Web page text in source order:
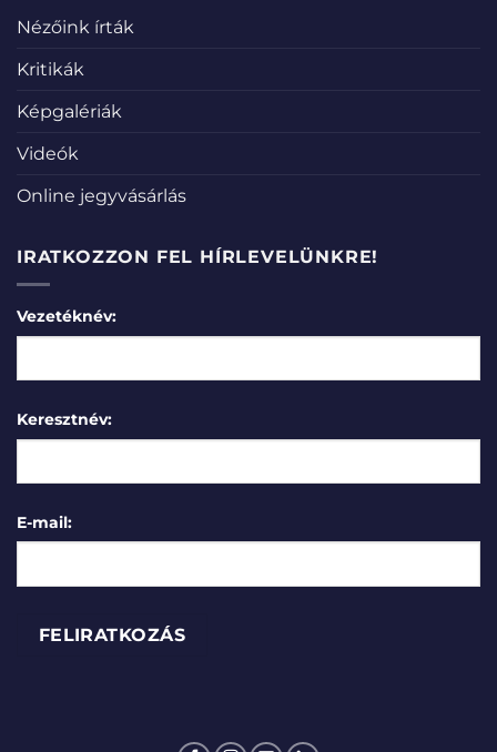
Nézőink írták
Kritikák
Képgalériák
Videók
Online jegyvásárlás
IRATKOZZON FEL HÍRLEVELÜNKRE!
Vezetéknév:
Keresztnév:
E-mail: